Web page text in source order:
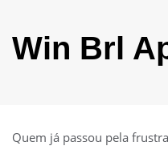
Win Brl
Quem já passou pela